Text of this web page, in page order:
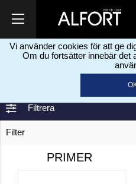
Vi använder cookies för att ge
Om du fortsätter innebär det
Kakel
Filtrera
Filter
PRIMER